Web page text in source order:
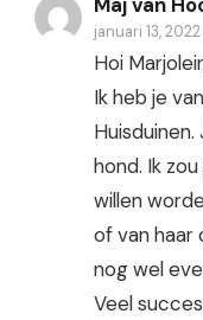
januari 13,
Hoi
Ik heb je
hond. Ik
willen
of van haar
nog wel
Veel